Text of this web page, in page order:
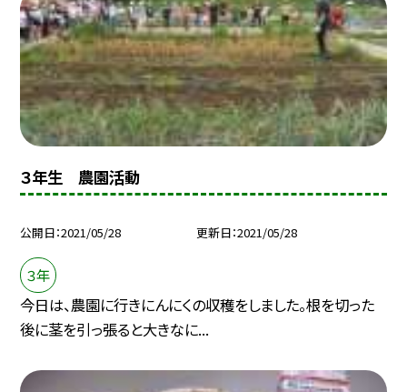
３年生 農園活動
公開日 2021/05/28 更新日 2021/05/28
３年
今日は、農園に行きにんにくの収穫をしました。根を切った
後に茎を引っ張ると大きなに...